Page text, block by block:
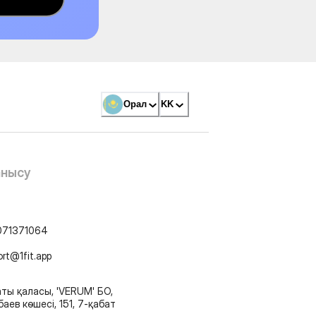
Орал KK
қаласы, 'VERUM' БО,
көшесі, 151, 7-қабат